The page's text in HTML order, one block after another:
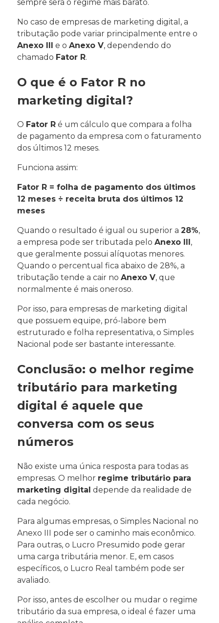
sempre será o regime mais barato.
No caso de empresas de marketing digital, a
tributação pode variar principalmente entre o
Anexo III e o Anexo V, dependendo do
chamado Fator R.
O que é o Fator R no
marketing digital?
O Fator R é um cálculo que compara a folha
de pagamento da empresa com o faturamento
dos últimos 12 meses.
Funciona assim:
Fator R = folha de pagamento dos últimos
12 meses ÷ receita bruta dos últimos 12
meses
Quando o resultado é igual ou superior a 28%,
a empresa pode ser tributada pelo Anexo III ,
que geralmente possui alíquotas menores.
Quando o percentual fica abaixo de 28%, a
tributação tende a cair no Anexo V, que
normalmente é mais oneroso.
Por isso, para empresas de marketing digital
que possuem equipe, pró-labore bem
estruturado e folha representativa, o Simples
Nacional pode ser bastante interessante.
Conclusão: o melhor regime
tributário para marketing
digital é aquele que
conversa com os seus
números
Não existe uma única resposta para todas as
empresas. O melhor regime tributário para
marketing digital depende da realidade de
cada negócio.
Para algumas empresas, o Simples Nacional no
Anexo III pode ser o caminho mais econômico.
Para outras, o Lucro Presumido pode gerar
uma carga tributária menor. E, em casos
específicos, o Lucro Real também pode ser
avaliado.
Por isso, antes de escolher ou mudar o regime
tributário da sua empresa, o ideal é fazer uma